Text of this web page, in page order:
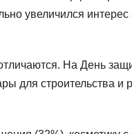
увеличился
На День
для строительства и